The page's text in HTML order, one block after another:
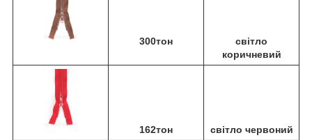
300тон
світло
коричневий
162тон світло червоний